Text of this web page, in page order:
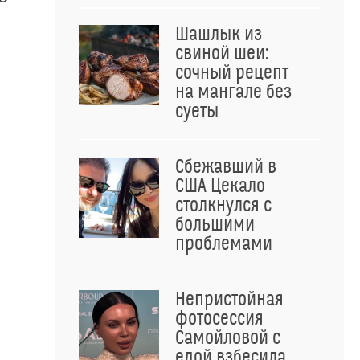
Шашлык из
свиной шеи:
сочный рецепт
на мангале без
суеты
Сбежавший в
США Цекало
столкнулся с
большими
проблемами
Непристойная
фотосессия
Самойловой с